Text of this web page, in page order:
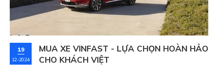
19
12-2024
MUA XE VINFAST - LỰA CHỌN HOÀN HẢO
CHO KHÁCH VIỆT